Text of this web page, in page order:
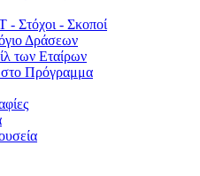
- Στόχοι - Σκοποί
Δράσεων
των Εταίρων
στο Πρόγραμμα